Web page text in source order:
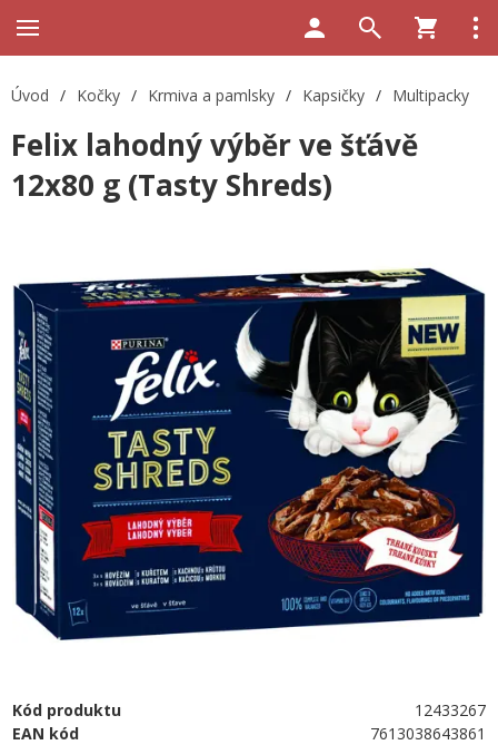
Úvod / Kočky / Krmiva a pamlsky / Kapsičky / Multipacky
Felix lahodný výběr ve šťávě
12x80 g (Tasty Shreds)
Kód produktu
12433267
EAN kód
7613038643861